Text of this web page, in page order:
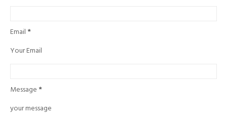
Email *
Your Email
Message *
your message